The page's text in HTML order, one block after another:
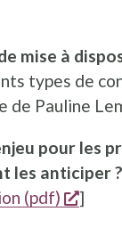
een nieuw
mise à
types de
de Pauline
pour les
les anticiper
(pdf) ]